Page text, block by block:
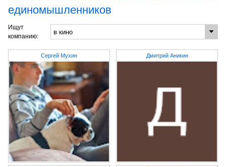
единомышленников
Ищут
компанию:
Сергей Мухин Дмитрий Аникин